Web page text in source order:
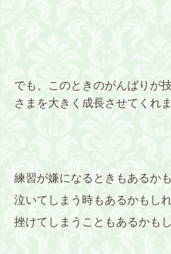
でも、このときのがんばりが
さまを大きく成長させてくれ
練習が嫌になるときもあるか
泣いてしまう時もあるかもしれ
挫けてしまうこともあるかも